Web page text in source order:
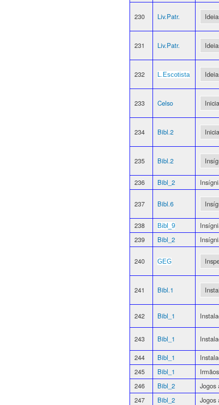
230 Liv.Patr.
231 Liv.Patr.
232 L.Escotista
233 Celso
234 Bibl.2
235 Bibl.2
236 Bibl_2
237 Bibl.6
238 Bibl_9
239
Bibl_2
240 GEG
241 Bibl.1
242 Bibl_1
243 Bibl_1
244
Bibl_1
245
Bibl_1
246
Bibl_2
Jogos
247
Bibl_2
Jogos